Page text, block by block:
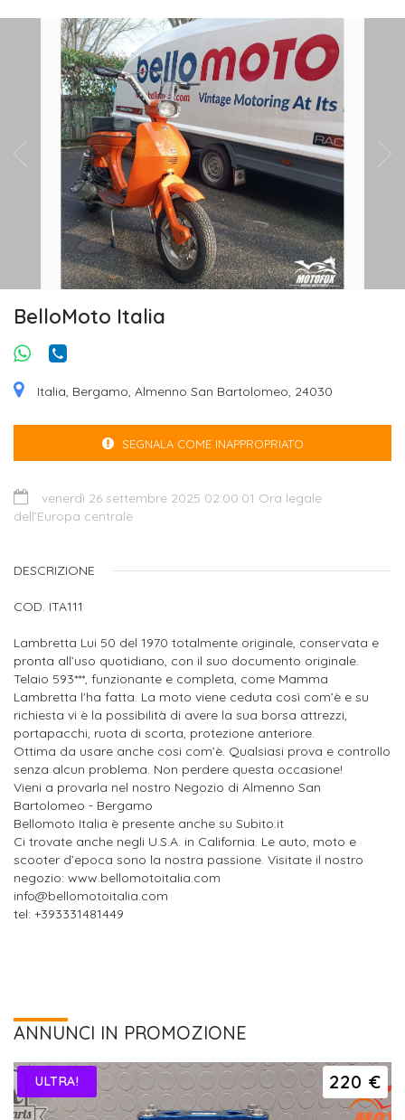
BelloMoto Italia
Italia, Bergamo, Almenno San Bartolomeo, 24030
SEGNALA COME INAPPROPRIATO
venerdì 26 settembre 2025 02:00:01 Ora legale
dell’Europa centrale
DESCRIZIONE
COD. ITA111
Lambretta Lui 50 del 1970 totalmente originale, conservata e
pronta all’uso quotidiano, con il suo documento originale.
Telaio 593***, funzionante e completa, come Mamma
Lambretta l'ha fatta. La moto viene ceduta così com’è e su
richiesta vi è la possibilità di avere la sua borsa attrezzi,
portapacchi, ruota di scorta, protezione anteriore.
Ottima da usare anche cosi com’è. Qualsiasi prova e controllo
senza alcun problema. Non perdere questa occasione!
Vieni a provarla nel nostro Negozio di Almenno San
Bartolomeo - Bergamo
Bellomoto Italia è presente anche su Subito.it
Ci trovate anche negli U.S.A. in California. Le auto, moto e
scooter d’epoca sono la nostra passione. Visitate il nostro
negozio: www.bellomotoitalia.com
info@bellomotoitalia.com
tel: +393331481449
ANNUNCI IN PROMOZIONE
220 €
ULTRA!